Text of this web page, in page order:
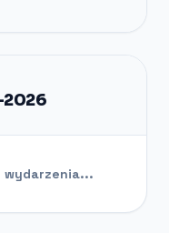
wydarzenia...